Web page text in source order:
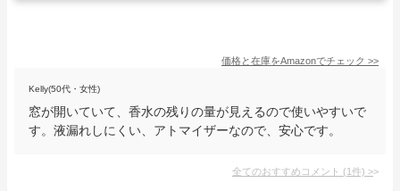
価格と在庫をAmazonでチェック >>
Kelly(50代・女性)
窓が開いていて、香水の残りの量が見えるので使いやすいで
す。液漏れしにくい、アトマイザーなので、安心です。
全てのおすすめコメント (1件) >